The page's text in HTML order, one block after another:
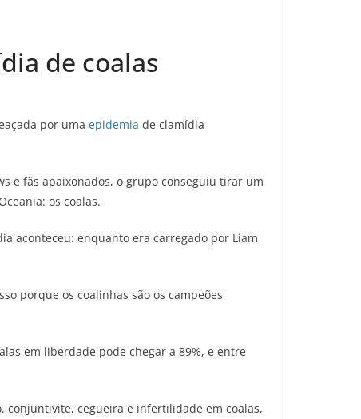
de coalas
por uma epidemia de clamídia
e fãs apaixonados, o grupo conseguiu tirar um
os coalas.
aconteceu: enquanto era carregado por Liam
porque os coalinhas são os campeões
em liberdade pode chegar a 89%, e entre
conjuntivite, cegueira e infertilidade em coalas,